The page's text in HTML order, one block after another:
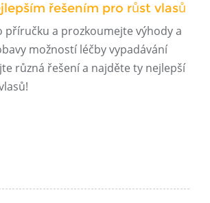
řešením pro růst vlasů
příručku a prozkoumejte výhody a
možností léčby vypadávání
různá řešení a najděte ty nejlepší